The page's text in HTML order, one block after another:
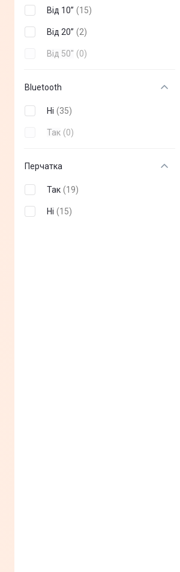
Від 10” (15)
Від 20” (2)
Від 50" (0)
Bluetooth
Ні (35)
Так (0)
Перчатка
Так (19)
Ні (15)